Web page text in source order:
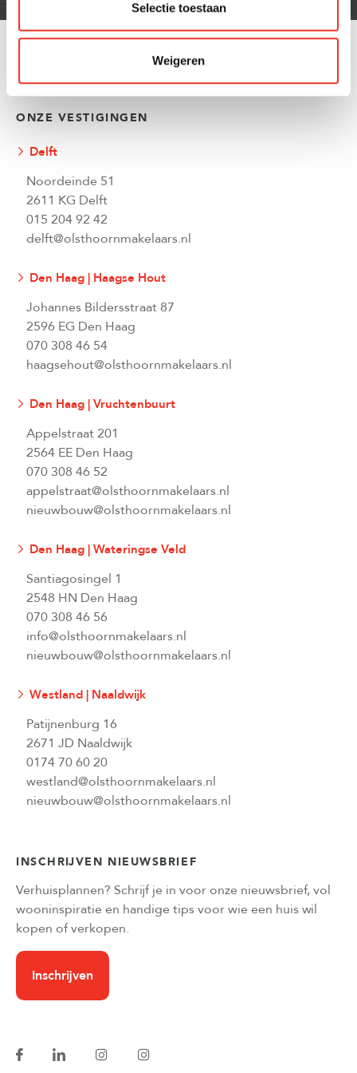
Selectie toestaan
Weigeren
Terug naar kennisbank
ONZE VESTIGINGEN
Delft
Noordeinde 51
2611 KG Delft
015 204 92 42
delft@olsthoornmakelaars.nl
Den Haag | Haagse Hout
Johannes Bildersstraat 87
2596 EG Den Haag
070 308 46 54
haagsehout@olsthoornmakelaars.nl
Den Haag | Vruchtenbuurt
Appelstraat 201
2564 EE Den Haag
070 308 46 52
appelstraat@olsthoornmakelaars.nl
nieuwbouw@olsthoornmakelaars.nl
Den Haag | Wateringse Veld
Santiagosingel 1
2548 HN Den Haag
070 308 46 56
info@olsthoornmakelaars.nl
nieuwbouw@olsthoornmakelaars.nl
Westland | Naaldwijk
Patijnenburg 16
2671 JD Naaldwijk
0174 70 60 20
westland@olsthoornmakelaars.nl
nieuwbouw@olsthoornmakelaars.nl
INSCHRIJVEN NIEUWSBRIEF
Verhuisplannen? Schrijf je in voor onze nieuwsbrief, vol
wooninspiratie en handige tips voor wie een huis wil
kopen of verkopen.
Inschrijven